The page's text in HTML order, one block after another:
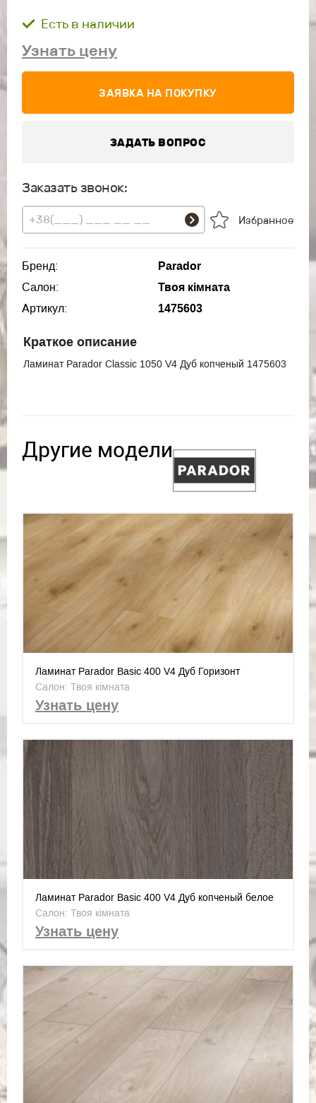
Есть в наличии
Узнать цену
ЗАЯВКА НА ПОКУПКУ
ЗАДАТЬ ВОПРОС
Заказать звонок:
Избранное
Бренд:
Parador
Салон:
Твоя кімната
Артикул:
1475603
Краткое описание
Ламинат Parador Classic 1050 V4 Дуб копченый 1475603
Другие модели
Ламинат Parador Basic 400 V4 Дуб Горизонт
натуральный 1593797
Салон: Твоя кімната
Узнать цену
Ламинат Parador Basic 400 V4 Дуб копченый белое
масло 1593796
Салон: Твоя кімната
Узнать цену